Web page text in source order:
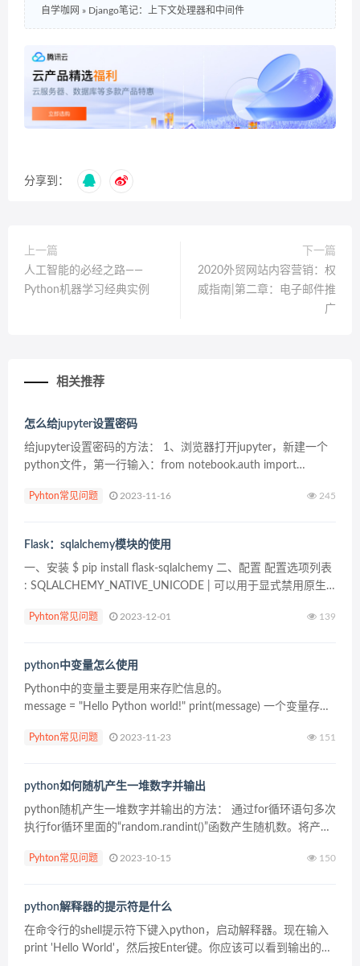
自学咖网 » Django笔记：上下文处理器和中间件
分享到：
上一篇
人工智能的必经之路——
Python机器学习经典实例
下一篇
2020外贸网站内容营销：权
威指南|第二章：电子邮件推
广
相关推荐
怎么给jupyter设置密码
给jupyter设置密码的方法： 1、浏览器打开jupyter，新建一个
python文件，第一行输入：from notebook.auth import
Pyhton常见问题 2023-11-16 245
Flask：sqlalchemy模块的使用
一、安装 $ pip install flask-sqlalchemy 二、配置 配置选项列表
: SQLALCHEMY_NATIVE_UNICODE | 可以用于显式禁用原生
Pyhton常见问题 2023-12-01 139
python中变量怎么使用
Python中的变量主要是用来存贮信息的。
message = "Hello Python world!" print(message) 一个变量存储
Pyhton常见问题 2023-11-23 151
python如何随机产生一堆数字并输出
python随机产生一堆数字并输出的方法： 通过for循环语句多次
执行for循环里面的“random.randint()”函数产生随机数。将产生
更多Python知...
Pyhton常见问题 2023-10-15 150
python解释器的提示符是什么
在命令行的shell提示符下键入python，启动解释器。现在输入
print 'Hello World'，然后按Enter键。你应该可以看到输出的单